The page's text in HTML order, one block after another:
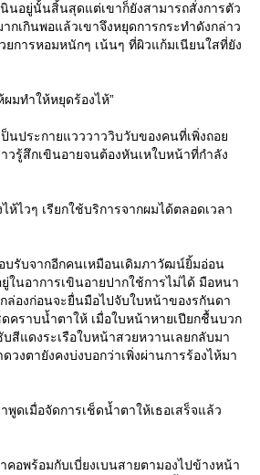
นินอยู่นั้นสิ้นสุดแต่เขาก็ยังสามารถสั่งการตัว
ากเกินพอแล้วเขาจึงหยุดการกระทำดังกล่าว
ยการหอมหนักๆ เน้นๆ ที่ผิวแก้มเนียนใสที่ยัง
มทำให้หยุดร้องไห้”
นประกายแวววาววิบวับของคนที่เพิ่งถอย
วรู้สึกเขินอายจนต้องหันเหใบหน้าที่กำลัง
ห้ไวๆ เรียกใช้บริการจากผมได้ตลอดเวลา
รับจากอีกคนเหมือนเดิมภาวัฒน์ยิ้มอ่อน
ในอาการเขินอายปากใช้การไม่ได้ มือหนา
ล่องก่อนจะยื่นมือไปจับใบหน้าของรกันดา
คราบน้ำตาให้ เมื่อใบหน้าหายเปียกชื้นบวก
สีแดงระเรือใบหน้าสวยหวานเลยกลับมา
วงตายังคงบ่งบอกว่าเพิ่งผ่านการร้องไห้มา
พูดเมื่อจัดการเช็ดน้ำตาให้เธอเสร็จแล้ว
คอพร้อมกับเบี่ยงเบนสายตามองไปข้างหน้า